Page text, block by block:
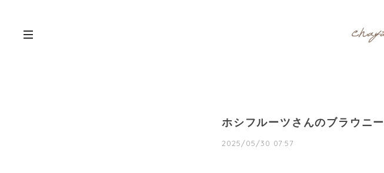
ホシフルーツさんのブラウニー
2025/05/30 07:57